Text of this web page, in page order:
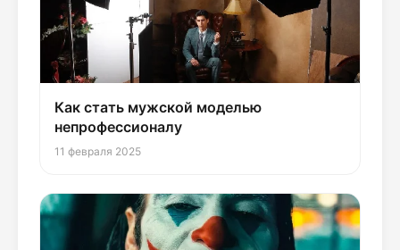
Как стать мужской моделью
непрофессионалу
11 февраля 2025